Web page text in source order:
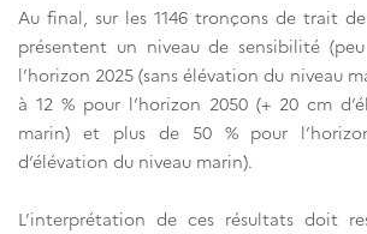
Au final, sur les 1146 tronçons de trait
présentent un niveau de sensibilité
l’horizon 2025 (sans élévation du niveau
à 12 % pour l’horizon 2050 (+ 20 cm
marin) et plus de 50 % pour
d’élévation du niveau marin).
L’interprétation de ces résultats doit